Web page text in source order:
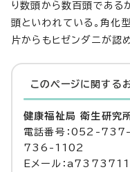
り数頭から数百頭であ
頭といわれている。角化
片からもヒゼンダニが認
このページに関する
健康福祉局 衛生研究
電話番号：052-
736-1102
Eメール：